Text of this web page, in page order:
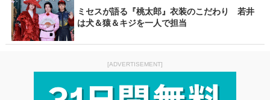
ミセスが語る『桃太郎』衣装のこだわり 若井
は犬＆猿＆キジを一人で担当
[ADVERTISEMENT]